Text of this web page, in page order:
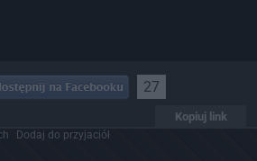
27
Kopiuj link
Dodaj do przyjaciół